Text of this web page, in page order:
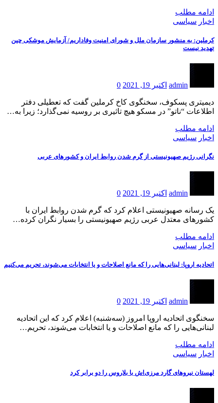
ادامه مطلب
اخبار سیاسی
کرملین: به منشور سازمان ملل و شورای امنیت وفاداریم/ آزمایش موشکی چین
تهدید نیست
admin اکتبر 19, 2021 0
دیمیتری پسکوف، سخنگوی کاخ کرملین گفت که تعطیلی دفتر
اطلاعات “ناتو” در مسکو هیچ تاثیری بر روسیه نمی‌گذارد؛ زیرا به…
ادامه مطلب
اخبار سیاسی
نگرانی رژیم صهیونیستی از گرم شدن روابط ایران و کشورهای عربی
admin اکتبر 19, 2021 0
یک رسانه صهیونیستی اعلام کرد که گرم شدن روابط ایران با
کشورهای معتدل عربی رژیم صهیونیستی را بسیار نگران کرده…
ادامه مطلب
اخبار سیاسی
اتحادیه اروپا: لبنانی‌هایی را که مانع اصلاحات و یا انتخابات می‌شوند، تحریم می‌کنیم
admin اکتبر 19, 2021 0
سخنگوی اتحادیه اروپا امروز (سه‌شنبه) اعلام کرد که این اتحادیه
لبنانی‌هایی را که مانع اصلاحات و یا انتخابات می‌شوند، تحریم…
ادامه مطلب
اخبار سیاسی
لهستان نیروهای گارد مرزی‌اش با بلاروس را دو برابر کرد